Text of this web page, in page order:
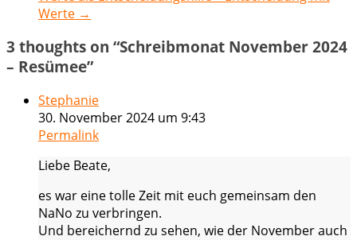
Werte →
3 thoughts on “Schreibmonat November 2024
– Resümee”
Stephanie
30. November 2024 um 9:43
Permalink
Liebe Beate,
es war eine tolle Zeit mit euch gemeinsam den
NaNo zu verbringen.
Und bereichernd zu sehen, wie der November auch